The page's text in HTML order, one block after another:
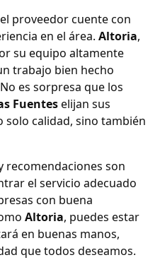
proveedor cuente con
en el área. Altoria,
su equipo altamente
trabajo bien hecho
es sorpresa que los
Fuenteselijan sus
solo calidad, sino también
recomendaciones son
el servicio adecuado
con buena
Altoria, puedes estar
en buenas manos,
que todos deseamos.